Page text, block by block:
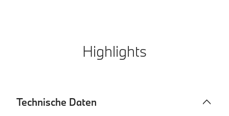
Highlights
Technische Daten